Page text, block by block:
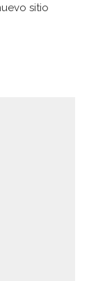
sitio